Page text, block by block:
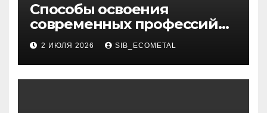
Способы освоения
современных профессий
через онлайн-курсы
2 ИЮЛЯ 2026 SIB_ECOMETAL